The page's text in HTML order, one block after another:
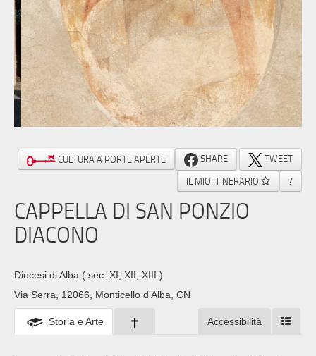
CULTURA A PORTE APERTE SHARE
TWEET
IL MIO ITINERARIO
?
CAPPELLA DI SAN PONZIO
DIACONO
Diocesi di Alba ( sec. XI; XII; XIII )
Via Serra, 12066, Monticello d'Alba, CN
Storia e Arte Accessibilità